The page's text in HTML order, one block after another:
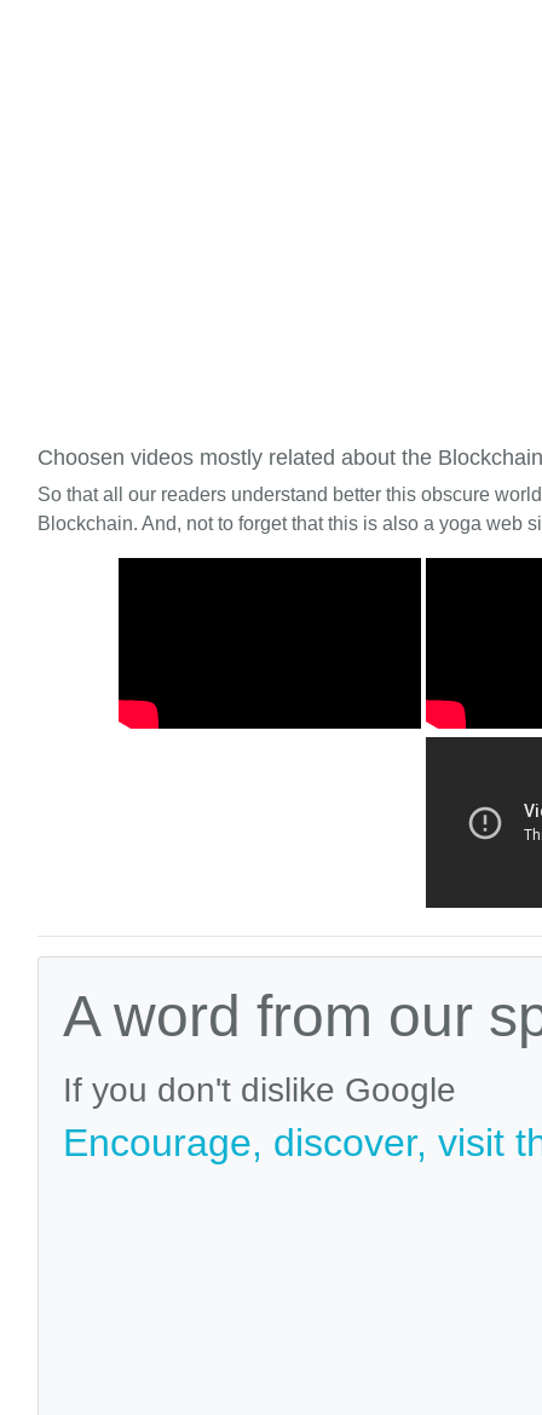
Choosen videos mostly related about the Blockchain
So that all our readers understand better this obscure
Blockchain. And, not to forget that this is also a yoga web
A word from our
If you don't dislike Google
Encourage, discover, visit